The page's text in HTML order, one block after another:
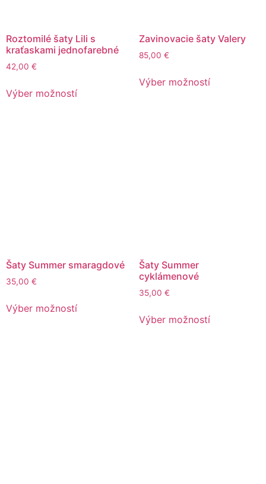
Roztomilé šaty Lili s
kraťaskami jednofarebné
42,00 €
Výber možností
Zavinovacie šaty Valery
85,00 €
Výber možností
Šaty Summer smaragdové
35,00 €
Výber možností
Šaty Summer
cyklámenové
35,00 €
Výber možností